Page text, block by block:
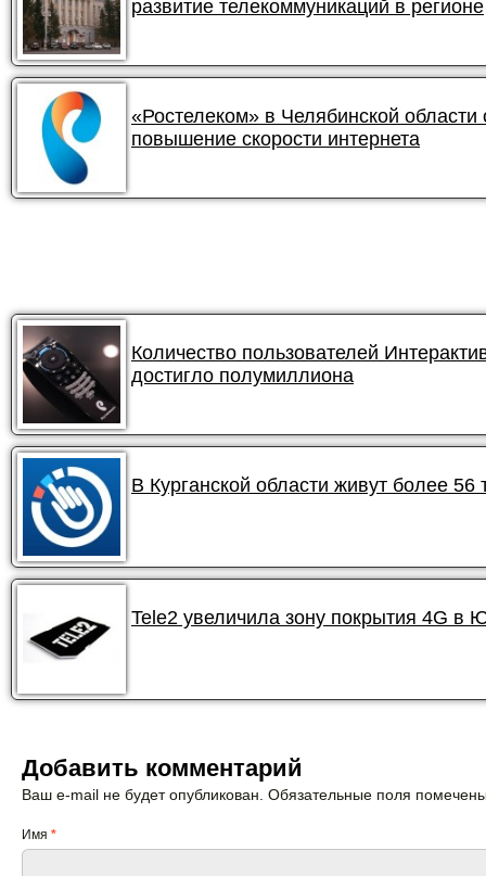
развитие телекоммуникаций в регионе
«Ростелеком» в Челябинской
повышение скорости интернета
Количество пользователей
достигло полумиллиона
В Курганской области живут более
Tele2 увеличила зону покрытия 4G в
Добавить комментарий
Ваш e-mail не будет опубликован. Обязательные поля
Имя *